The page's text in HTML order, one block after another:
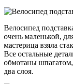
Велосипед
очень маленькой,
мастерица взяла
Все остальные
обмотаны
два слоя.